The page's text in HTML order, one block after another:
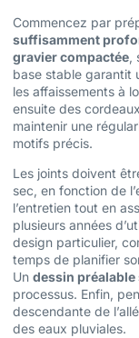
Commencez par
suffisamment
gravier compactée,
base stable garantit
les affaissements à
ensuite des
maintenir une
motifs précis.
Les joints doivent
sec, en fonction de
l’entretien tout en
plusieurs années
design particulier,
temps de planifier
Un dessin
processus. Enfin,
descendante de
des eaux pluviales.